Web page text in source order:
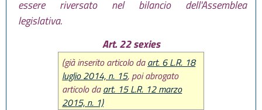
essere riversato nel bilancio dell'Assemblea
legislativa.
Art. 22 sexies
(già inserito articolo daart. 6 L.R. 18
luglio 2014, n. 15, poi abrogato
articolo daart. 15 L.R. 12 marzo
2015, n. 1)